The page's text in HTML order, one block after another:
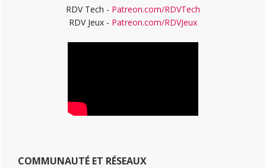
RDV Tech - Patreon.com/RDVTech
RDV Jeux - Patreon.com/RDVJeux
COMMUNAUTÉ ET RÉSEAUX